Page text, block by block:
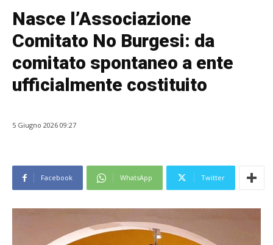
Nasce l’Associazione
Comitato No Burgesi: da
comitato spontaneo a ente
ufficialmente costituito
5 Giugno 2026 09:27
Facebook WhatsApp Twitter